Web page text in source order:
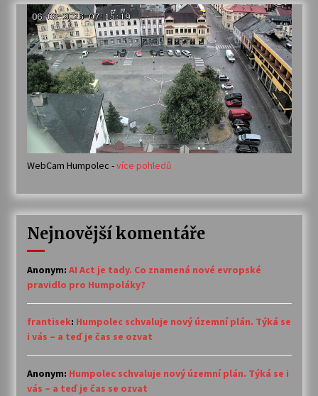
WebCam Humpolec -více pohledů
Nejnovější komentáře
Anonym: AI Act je tady. Co znamená nové evropské
pravidlo pro Humpoláky?
frantisek: Humpolec schvaluje nový územní plán. Týká se
i vás – a teď je čas se ozvat
Anonym: Humpolec schvaluje nový územní plán. Týká se i
vás – a teď je čas se ozvat